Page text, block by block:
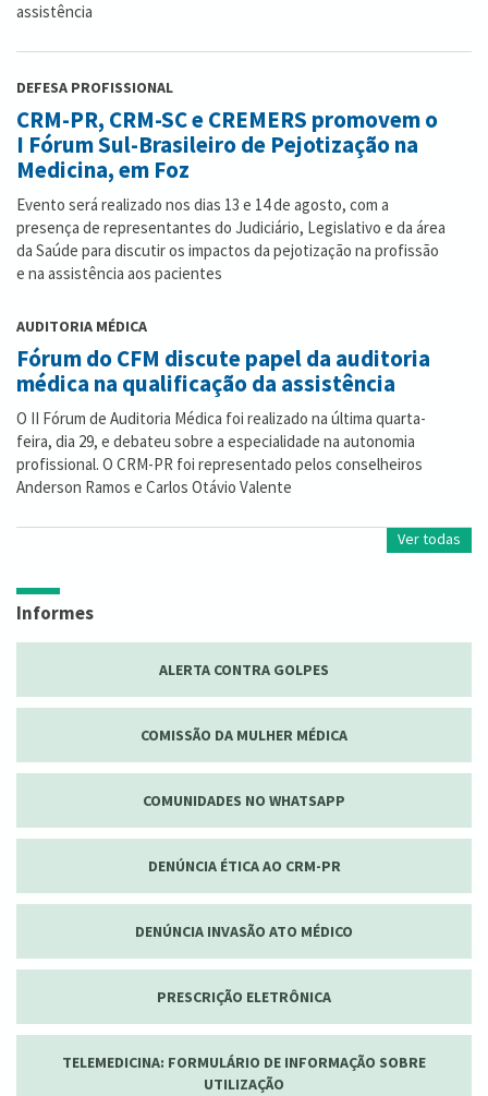
assistência
DEFESA PROFISSIONAL
CRM-PR, CRM-SC e CREMERS promovem o
I Fórum Sul-Brasileiro de Pejotização na
Medicina, em Foz
Evento será realizado nos dias 13 e 14 de agosto, com a
presença de representantes do Judiciário, Legislativo e da área
da Saúde para discutir os impactos da pejotização na profissão
e na assistência aos pacientes
AUDITORIA MÉDICA
Fórum do CFM discute papel da auditoria
médica na qualificação da assistência
O II Fórum de Auditoria Médica foi realizado na última quarta-
feira, dia 29, e debateu sobre a especialidade na autonomia
profissional. O CRM-PR foi representado pelos conselheiros
Anderson Ramos e Carlos Otávio Valente
Ver todas
Informes
ALERTA CONTRA GOLPES
COMISSÃO DA MULHER MÉDICA
COMUNIDADES NO WHATSAPP
DENÚNCIA ÉTICA AO CRM-PR
DENÚNCIA INVASÃO ATO MÉDICO
PRESCRIÇÃO ELETRÔNICA
TELEMEDICINA: FORMULÁRIO DE INFORMAÇÃO SOBRE
UTILIZAÇÃO